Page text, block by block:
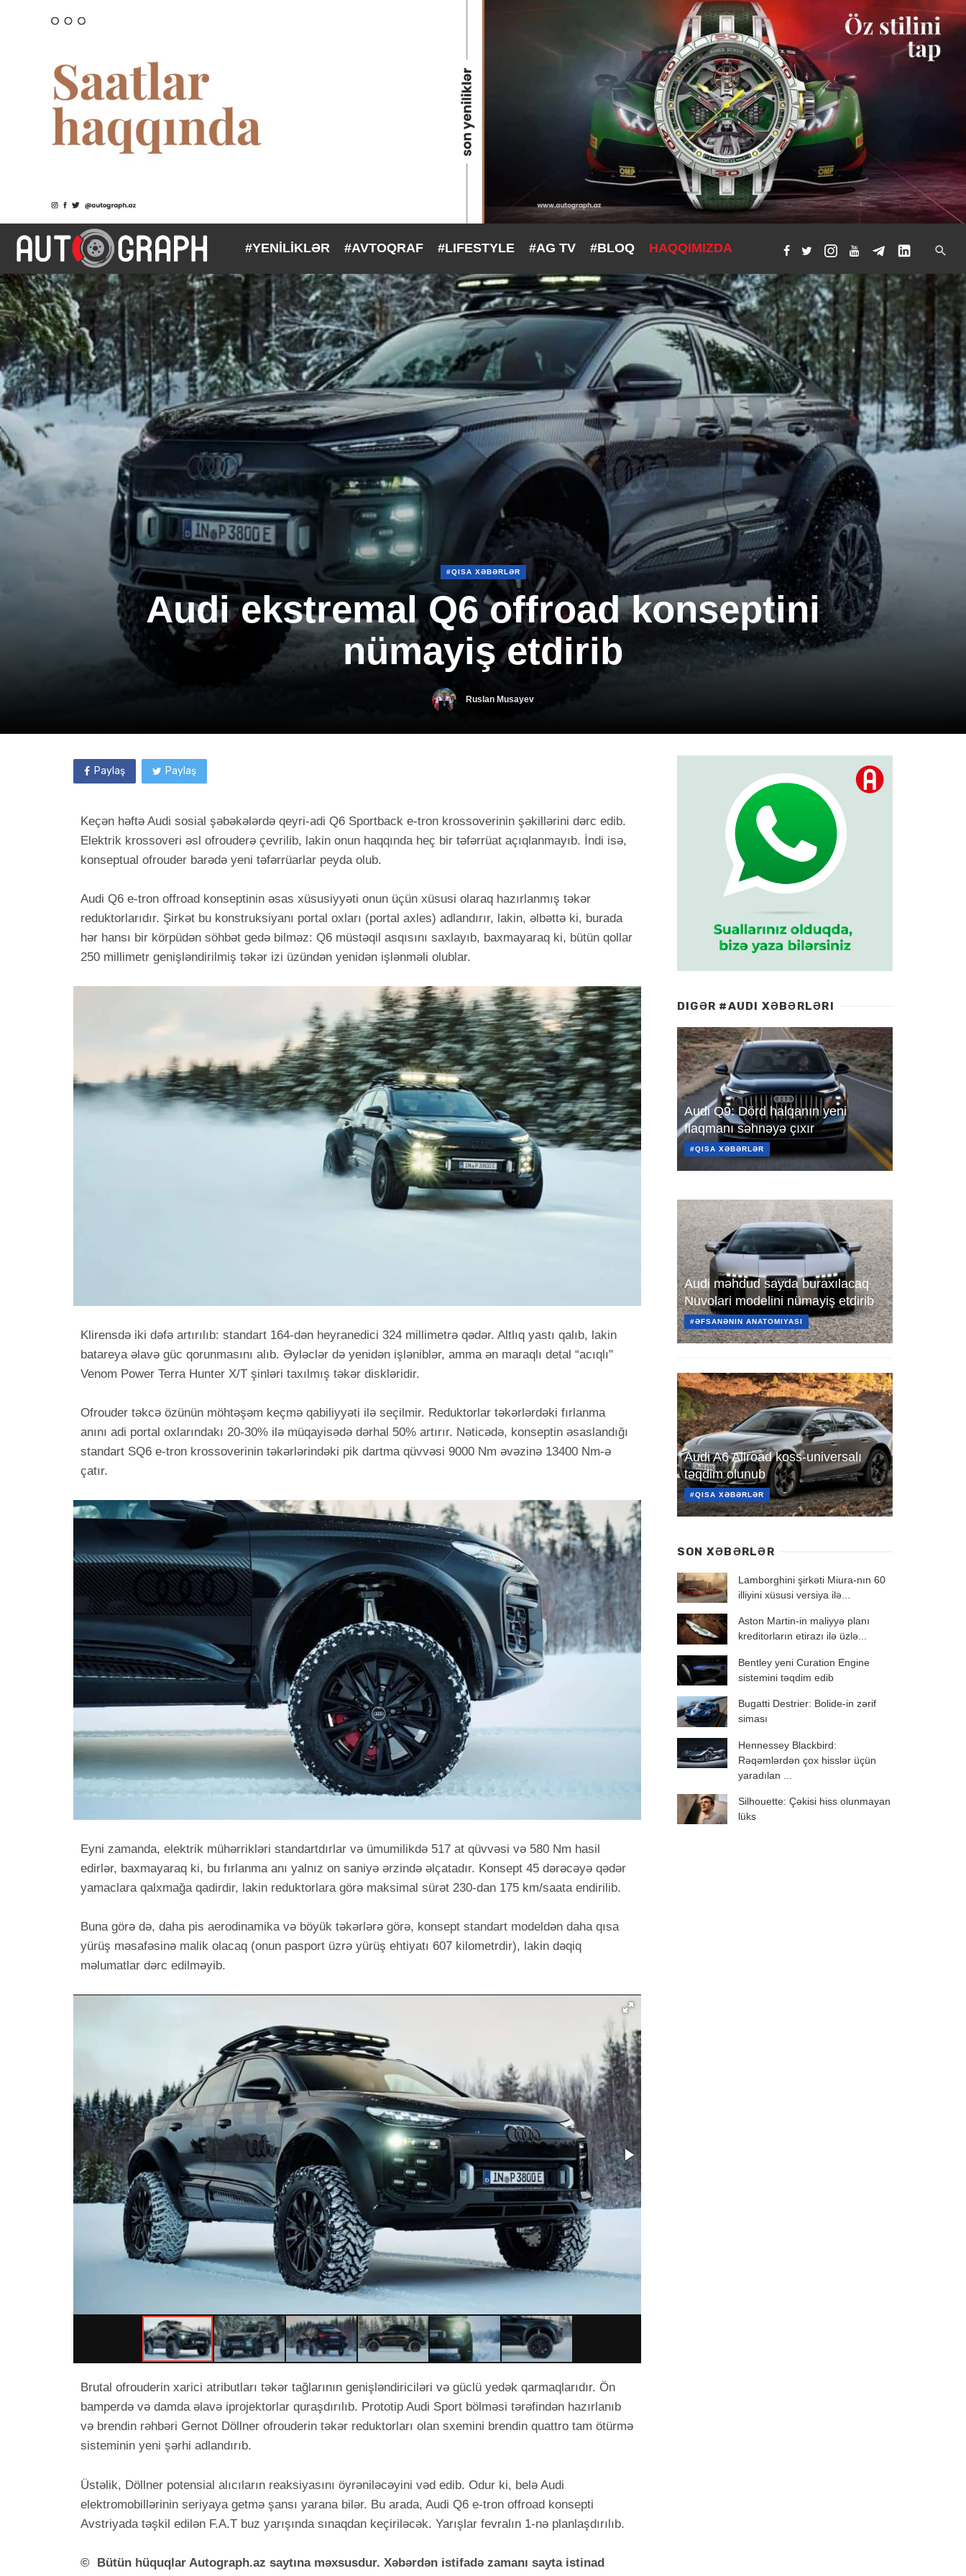
#YENİLİKLƏR #AVTOQRAF #LIFESTYLE #AG TV #BLOQ HAQQIMIZDA
#QISA XƏBƏRLƏR
Audi ekstremal Q6 offroad konseptini
nümayiş etdirib
Ruslan Musayev
Paylaş Paylaş
Keçən həftə Audi sosial şəbəkələrdə qeyri-adi Q6 Sportback e-tron krossoverinin şəkillərini dərc edib.
Elektrik krossoveri əsl ofrouderə çevrilib, lakin onun haqqında heç bir təfərrüat açıqlanmayıb. İndi isə,
konseptual ofrouder barədə yeni təfərrüarlar peyda olub.
Audi Q6 e-tron offroad konseptinin əsas xüsusiyyəti onun üçün xüsusi olaraq hazırlanmış təkər
reduktorlarıdır. Şirkət bu konstruksiyanı portal oxları (portal axles) adlandırır, lakin, əlbəttə ki, burada
hər hansı bir körpüdən söhbət gedə bilməz: Q6 müstəqil asqısını saxlayıb, baxmayaraq ki, bütün qollar
250 millimetr genişləndirilmiş təkər izi üzündən yenidən işlənməli olublar.
Klirensdə iki dəfə artırılıb: standart 164-dən heyranedici 324 millimetrə qədər. Altlıq yastı qalıb, lakin
batareya əlavə güc qorunmasını alıb. Əyləclər də yenidən işləniblər, amma ən maraqlı detal “acıqlı"
Venom Power Terra Hunter X/T şinləri taxılmış təkər diskləridir.
Ofrouder təkcə özünün möhtəşəm keçmə qabiliyyəti ilə seçilmir. Reduktorlar təkərlərdəki fırlanma
anını adi portal oxlarındakı 20-30% ilə müqayisədə dərhal 50% artırır. Nəticədə, konseptin əsaslandığı
standart SQ6 e-tron krossoverinin təkərlərindəki pik dartma qüvvəsi 9000 Nm əvəzinə 13400 Nm-ə
çatır.
Eyni zamanda, elektrik mühərrikləri standartdırlar və ümumilikdə 517 at qüvvəsi və 580 Nm hasil
edirlər, baxmayaraq ki, bu fırlanma anı yalnız on saniyə ərzində əlçatadır. Konsept 45 dərəcəyə qədər
yamaclara qalxmağa qadirdir, lakin reduktorlara görə maksimal sürət 230-dan 175 km/saata endirilib.
Buna görə də, daha pis aerodinamika və böyük təkərlərə görə, konsept standart modeldən daha qısa
yürüş məsafəsinə malik olacaq (onun pasport üzrə yürüş ehtiyatı 607 kilometrdir), lakin dəqiq
məlumatlar dərc edilməyib.
Brutal ofrouderin xarici atributları təkər tağlarının genişləndiriciləri və güclü yedək qarmaqlarıdır. Ön
bamperdə və damda əlavə iprojektorlar quraşdırılıb. Prototip Audi Sport bölməsi tərəfindən hazırlanıb
və brendin rəhbəri Gernot Döllner ofrouderin təkər reduktorları olan sxemini brendin quattro tam ötürmə
sisteminin yeni şərhi adlandırıb.
Üstəlik, Döllner potensial alıcıların reaksiyasını öyrəniləcəyini vəd edib. Odur ki, belə Audi
elektromobillərinin seriyaya getmə şansı yarana bilər. Bu arada, Audi Q6 e-tron offroad konsepti
Avstriyada təşkil edilən F.A.T buz yarışında sınaqdan keçiriləcək. Yarışlar fevralın 1-nə planlaşdırılıb.
© Bütün hüquqlar Autograph.az saytına məxsusdur. Xəbərdən istifadə zamanı sayta istinad
DIGƏR #AUDI XƏBƏRLƏRI
Audi Q9: Dörd halqanın yeni
flaqmanı səhnəyə çıxır
#QISA XƏBƏRLƏR
Audi məhdud sayda buraxılacaq
Nuvolari modelini nümayiş etdirib
#ƏFSANƏNIN ANATOMIYASI
Audi A6 Allroad koss-universalı
təqdim olunub
#QISA XƏBƏRLƏR
SON XƏBƏRLƏR
Lamborghini şirkəti Miura-nın 60
illiyini xüsusi versiya ilə...
Aston Martin-in maliyyə planı
kreditorların etirazı ilə üzlə...
Bentley yeni Curation Engine
sistemini təqdim edib
Bugatti Destrier: Bolide-in zərif
siması
Hennessey Blackbird:
Rəqəmlərdən çox hisslər üçün
yaradılan ...
Silhouette: Çəkisi hiss olunmayan
lüks